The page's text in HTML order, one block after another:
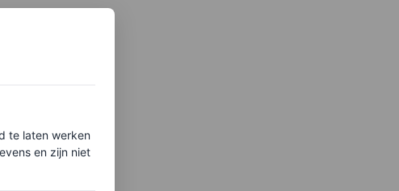
te laten werken
en zijn niet